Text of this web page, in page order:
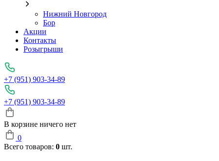
Нижний Новгород
Бор
Акции
Контакты
Розыгрыши
+7 (951) 903-34-89
+7 (951) 903-34-89
В корзине ничего нет
0
Всего товаров: 0 шт.